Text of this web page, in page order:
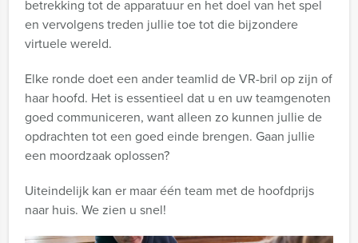
betrekking tot de apparatuur en het doel van het spel
en vervolgens treden jullie toe tot die bijzondere
virtuele wereld.
Elke ronde doet een ander teamlid de VR-bril op zijn of
haar hoofd. Het is essentieel dat u en uw teamgenoten
goed communiceren, want alleen zo kunnen jullie de
opdrachten tot een goed einde brengen. Gaan jullie
een moordzaak oplossen?
Uiteindelijk kan er maar één team met de hoofdprijs
naar huis. We zien u snel!